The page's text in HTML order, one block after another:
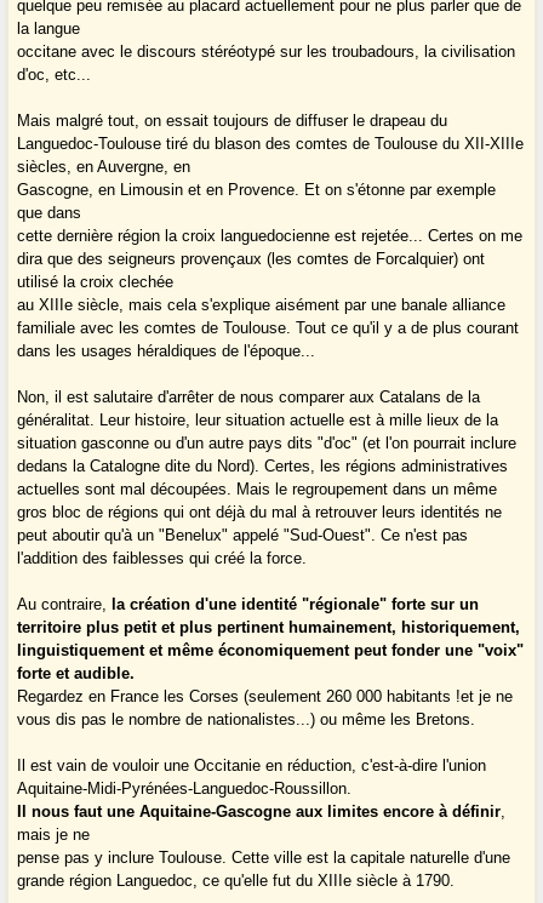
quelque peu remisée au placard actuellement pour ne plus parler que de
la langue
occitane avec le discours stéréotypé sur les troubadours, la civilisation
d'oc, etc...
Mais malgré tout, on essait toujours de diffuser le drapeau du
Languedoc-Toulouse tiré du blason des comtes de Toulouse du XII-XIIIe
siècles, en Auvergne, en
Gascogne, en Limousin et en Provence. Et on s'étonne par exemple
que dans
cette dernière région la croix languedocienne est rejetée... Certes on me
dira que des seigneurs provençaux (les comtes de Forcalquier) ont
utilisé la croix clechée
au XIIIe siècle, mais cela s'explique aisément par une banale alliance
familiale avec les comtes de Toulouse. Tout ce qu'il y a de plus courant
dans les usages héraldiques de l'époque...
Non, il est salutaire d'arrêter de nous comparer aux Catalans de la
généralitat. Leur histoire, leur situation actuelle est à mille lieux de la
situation gasconne ou d'un autre pays dits "d'oc" (et l'on pourrait inclure
dedans la Catalogne dite du Nord). Certes, les régions administratives
actuelles sont mal découpées. Mais le regroupement dans un même
gros bloc de régions qui ont déjà du mal à retrouver leurs identités ne
peut aboutir qu'à un "Benelux" appelé "Sud-Ouest". Ce n'est pas
l'addition des faiblesses qui créé la force.
Au contraire, la création d'une identité "régionale" forte sur un
territoire plus petit et plus pertinent humainement, historiquement,
linguistiquement et même économiquement peut fonder une "voix"
forte et audible.
Regardez en France les Corses (seulement 260 000 habitants !et je ne
vous dis pas le nombre de nationalistes...) ou même les Bretons.
Il est vain de vouloir une Occitanie en réduction, c'est-à-dire l'union
Aquitaine-Midi-Pyrénées-Languedoc-Roussillon.
Il nous faut une Aquitaine-Gascogne aux limites encore à définir,
mais je ne
pense pas y inclure Toulouse. Cette ville est la capitale naturelle d'une
grande région Languedoc, ce qu'elle fut du XIIIe siècle à 1790.